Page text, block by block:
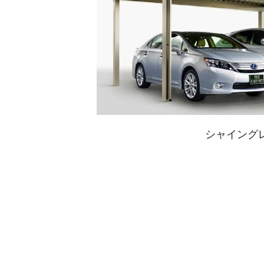
シャイング